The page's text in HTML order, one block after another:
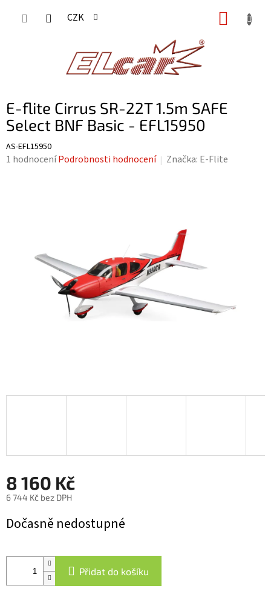
CZK
E-flite Cirrus SR-22T 1.5m SAFE
Select BNF Basic - EFL15950
AS-EFL15950
Průměrné
hvězdiček.
1 hodnoceníPodrobnosti hodnocení Značka: E-Flite
8 160 Kč
6 744 Kč bez DPH
Měrná
cena:
Dočasně nedostupné
Přidat do košíku